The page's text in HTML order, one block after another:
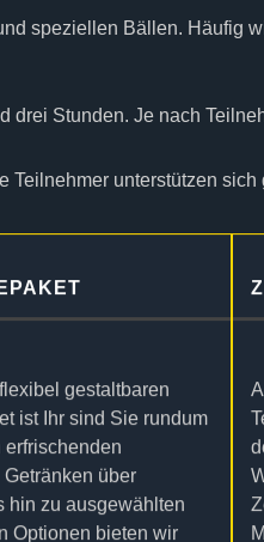
speziellen Bällen. Häufig
drei Stunden. Je nach
unterstützen
gestaltbaren
ist Ihr sind Sie rundum
erfrischenden
über
hin zu ausgewählten
Optionen bieten wir